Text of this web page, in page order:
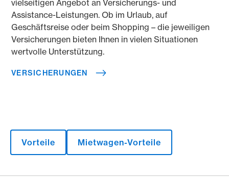
vielseitigen Angebot an Versicherungs- und
Assistance-Leistungen. Ob im Urlaub, auf
Geschäftsreise oder beim Shopping – die jeweiligen
Versicherungen bieten Ihnen in vielen Situationen
wertvolle Unterstützung.
VERSICHERUNGEN
Vorteile Mietwagen-Vorteile